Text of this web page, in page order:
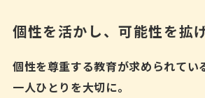
個性を活かし、可能性を拡
個性を尊重する教育が求められてい
一人ひとりを大切に。